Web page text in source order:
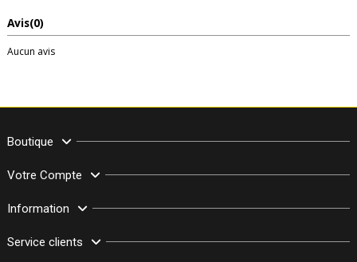
Avis(0)
Aucun avis
Boutique
Votre Compte
Information
Service clients